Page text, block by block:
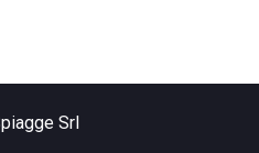
Srl